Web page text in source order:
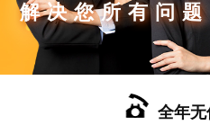
解决您所有问题
全年